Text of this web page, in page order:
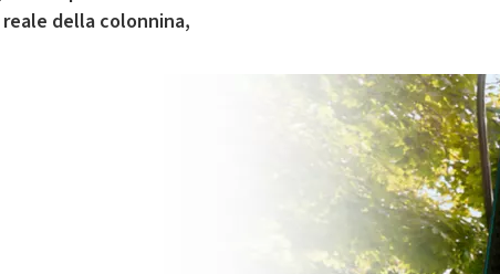
della colonnina,
servizio di mobilità elettrica è gestito da Plenitude On The Road